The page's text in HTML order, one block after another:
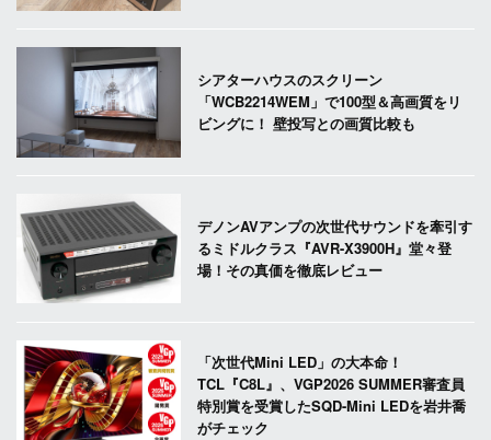
シアターハウスのスクリーン
「WCB2214WEM」で100型＆高画質をリ
ビングに！ 壁投写との画質比較も
デノンAVアンプの次世代サウンドを牽引す
るミドルクラス『AVR-X3900H』堂々登
場！その真価を徹底レビュー
「次世代Mini LED」の大本命！
TCL『C8L』、VGP2026 SUMMER審査員
特別賞を受賞したSQD-Mini LEDを岩井喬
がチェック